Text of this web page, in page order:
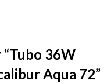
36W
Aqua 72”